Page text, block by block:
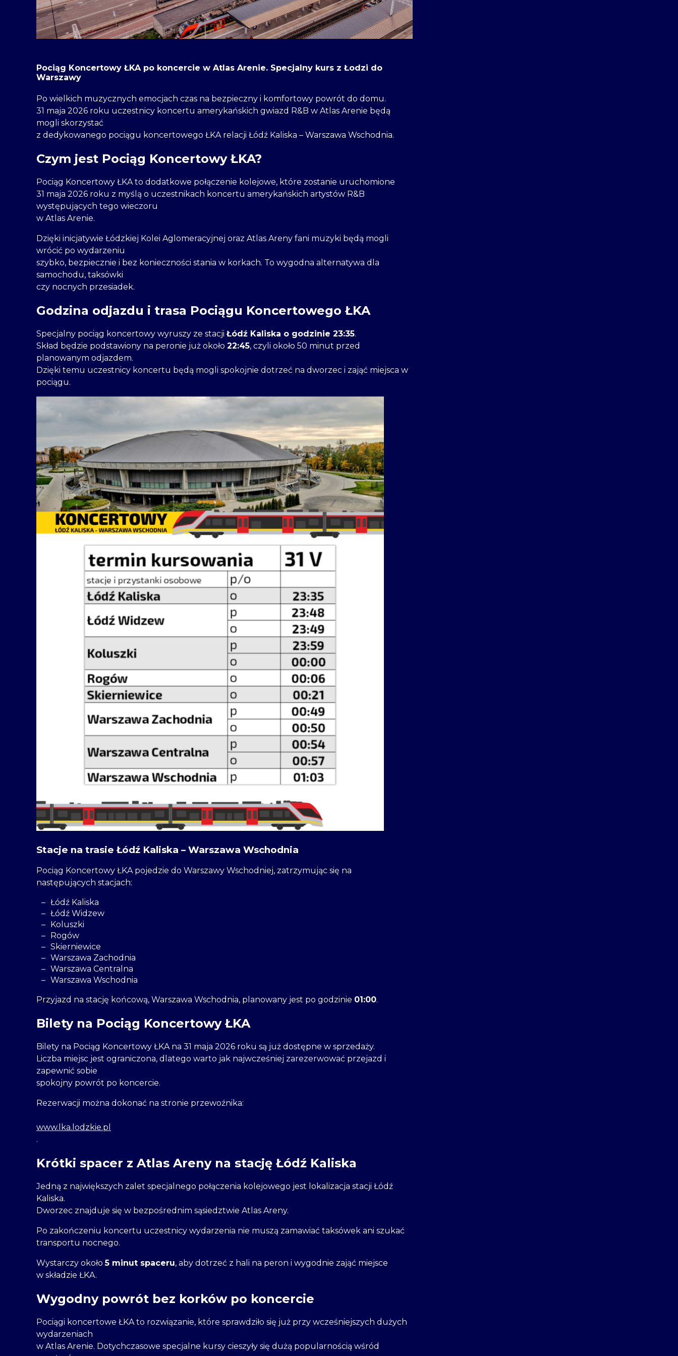
Pociąg Koncertowy ŁKA po koncercie w Atlas Arenie. Specjalny kurs z Łodzi do
Warszawy
Po wielkich muzycznych emocjach czas na bezpieczny i komfortowy powrót do domu.
31 maja 2026 roku uczestnicy koncertu amerykańskich gwiazd R&B w Atlas Arenie będą
mogli skorzystać
z dedykowanego pociągu koncertowego ŁKA relacji Łódź Kaliska – Warszawa Wschodnia.
Czym jest Pociąg Koncertowy ŁKA?
Pociąg Koncertowy ŁKA to dodatkowe połączenie kolejowe, które zostanie uruchomione
31 maja 2026 roku z myślą o uczestnikach koncertu amerykańskich artystów R&B
występujących tego wieczoru
w Atlas Arenie.
Dzięki inicjatywie Łódzkiej Kolei Aglomeracyjnej oraz Atlas Areny fani muzyki będą mogli
wrócić po wydarzeniu
szybko, bezpiecznie i bez konieczności stania w korkach. To wygodna alternatywa dla
samochodu, taksówki
czy nocnych przesiadek.
Godzina odjazdu i trasa Pociągu Koncertowego ŁKA
Specjalny pociąg koncertowy wyruszy ze stacji Łódź Kaliska o godzinie 23:35.
Skład będzie podstawiony na peronie już około 22:45, czyli około 50 minut przed
planowanym odjazdem.
Dzięki temu uczestnicy koncertu będą mogli spokojnie dotrzeć na dworzec i zająć miejsca w
pociągu.
Stacje na trasie Łódź Kaliska – Warszawa Wschodnia
Pociąg Koncertowy ŁKA pojedzie do Warszawy Wschodniej, zatrzymując się na
następujących stacjach:
Łódź Kaliska
Łódź Widzew
Koluszki
Rogów
Skierniewice
Warszawa Zachodnia
Warszawa Centralna
Warszawa Wschodnia
Przyjazd na stację końcową, Warszawa Wschodnia, planowany jest po godzinie 01:00.
Bilety na Pociąg Koncertowy ŁKA
Bilety na Pociąg Koncertowy ŁKA na 31 maja 2026 roku są już dostępne w sprzedaży.
Liczba miejsc jest ograniczona, dlatego warto jak najwcześniej zarezerwować przejazd i
zapewnić sobie
spokojny powrót po koncercie.
Rezerwacji można dokonać na stronie przewoźnika:
www.lka.lodzkie.pl
.
Krótki spacer z Atlas Areny na stację Łódź Kaliska
Jedną z największych zalet specjalnego połączenia kolejowego jest lokalizacja stacji Łódź
Kaliska.
Dworzec znajduje się w bezpośrednim sąsiedztwie Atlas Areny.
Po zakończeniu koncertu uczestnicy wydarzenia nie muszą zamawiać taksówek ani szukać
transportu nocnego.
Wystarczy około5 minut spaceru, aby dotrzeć z hali na peron i wygodnie zająć miejsce
w składzie ŁKA.
Wygodny powrót bez korków po koncercie
Pociągi koncertowe ŁKA to rozwiązanie, które sprawdziło się już przy wcześniejszych dużych
wydarzeniach
w Atlas Arenie. Dotychczasowe specjalne kursy cieszyły się dużą popularnością wśród